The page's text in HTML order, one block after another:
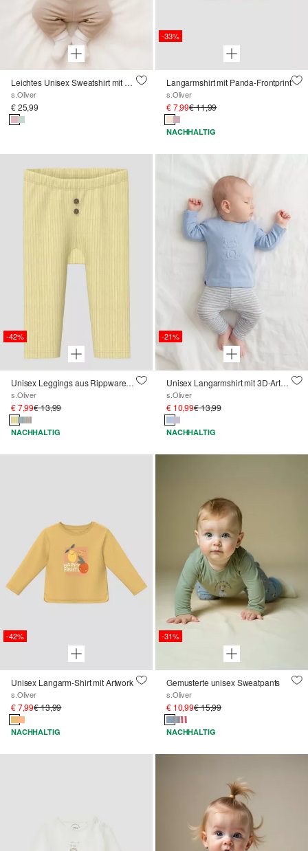
Leichtes Unisex Sweatshirt mit Bärchen-Applikation im Loose Fit
s.Oliver
€ 25,99
-33%
Langarmshirt mit Panda-Frontprint
s.Oliver
€ 7,99€ 11,99
NACHHALTIG
-42%
Unisex Leggings aus Rippware mit Zierknöpfen
s.Oliver
€ 7,99€ 13,99
NACHHALTIG
-21%
Unisex Langarmshirt mit 3D-Artwork
s.Oliver
€ 10,99€ 13,99
NACHHALTIG
-42%
Unisex Langarm-Shirt mit Artwork
s.Oliver
€ 7,99€ 13,99
NACHHALTIG
-31%
Gemusterte unisex Sweatpants
s.Oliver
€ 10,99€ 15,99
NACHHALTIG